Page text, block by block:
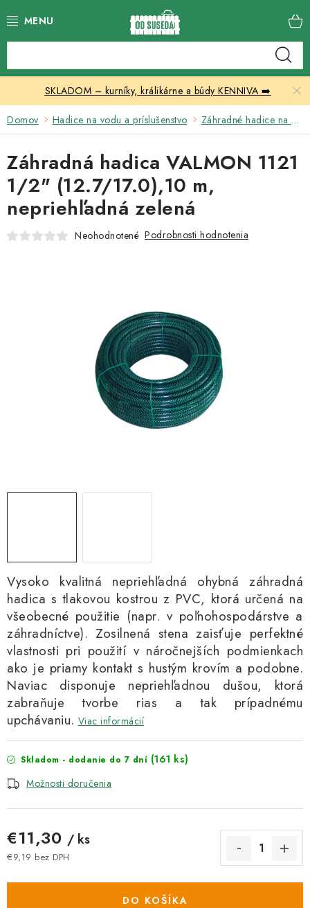
na
Skleníky
Nábytok
Chovateľské potreby
Prístrešky
Vonkajšia dlažba
SKLADOM – kurníky, králikárne a búdy KENNIVA ➡️
Domov Hadice na vodu a príslušenstvo Záhradné hadice na vodu
Vysoko kvalitná nepriehľadná ohybná záhradná
hadica s tlakovou kostrou z PVC, ktorá určená na
všeobecné použitie (napr. v poľnohospodárstve a
záhradníctve). Zosilnená stena zaisťuje perfektné
vlastnosti pri použití v náročnejších podmienkach
ako je priamy kontakt s hustým krovím a podobne.
Naviac disponuje nepriehľadnou dušou, ktorá
zabraňuje tvorbe rias a tak prípadnému
upchávaniu. Viac informácií
Skladom - dodanie do 7 dní (161 ks)
Možnosti doručenia
€11,30 / ks
€9,19 bez DPH
DO KOŠÍKA
Záhradná hadica VALMON 1121
1/2" (12.7/17.0),10 m,
nepriehľadná zelená
Neohodnotené Podrobnosti hodnotenia